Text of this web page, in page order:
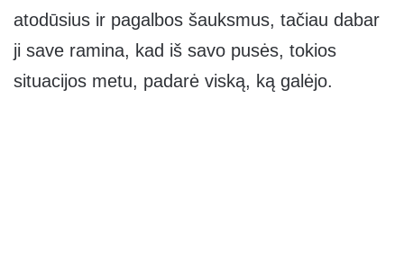
atodūsius ir pagalbos šauksmus, tačiau dabar
ji save ramina, kad iš savo pusės, tokios
situacijos metu, padarė viską, ką galėjo.